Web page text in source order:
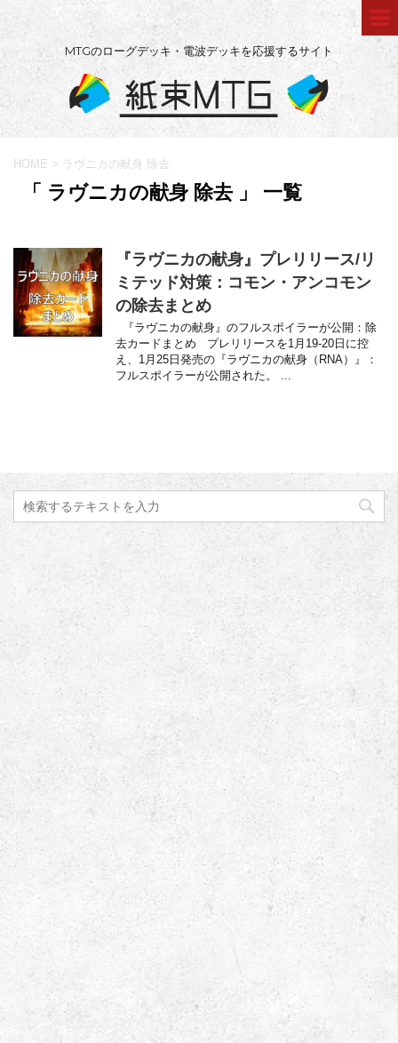
MTGのローグデッキ・電波デッキを応援するサイト
HOME > ラヴニカの献身 除去
「 ラヴニカの献身 除去 」 一覧
『ラヴニカの献身』プレリリース/リ
ミテッド対策：コモン・アンコモン
の除去まとめ
『ラヴニカの献身』のフルスポイラーが公開：除
去カードまとめ プレリリースを1月19-20日に控
え、1月25日発売の『ラヴニカの献身（RNA）』：
フルスポイラーが公開された。 ...